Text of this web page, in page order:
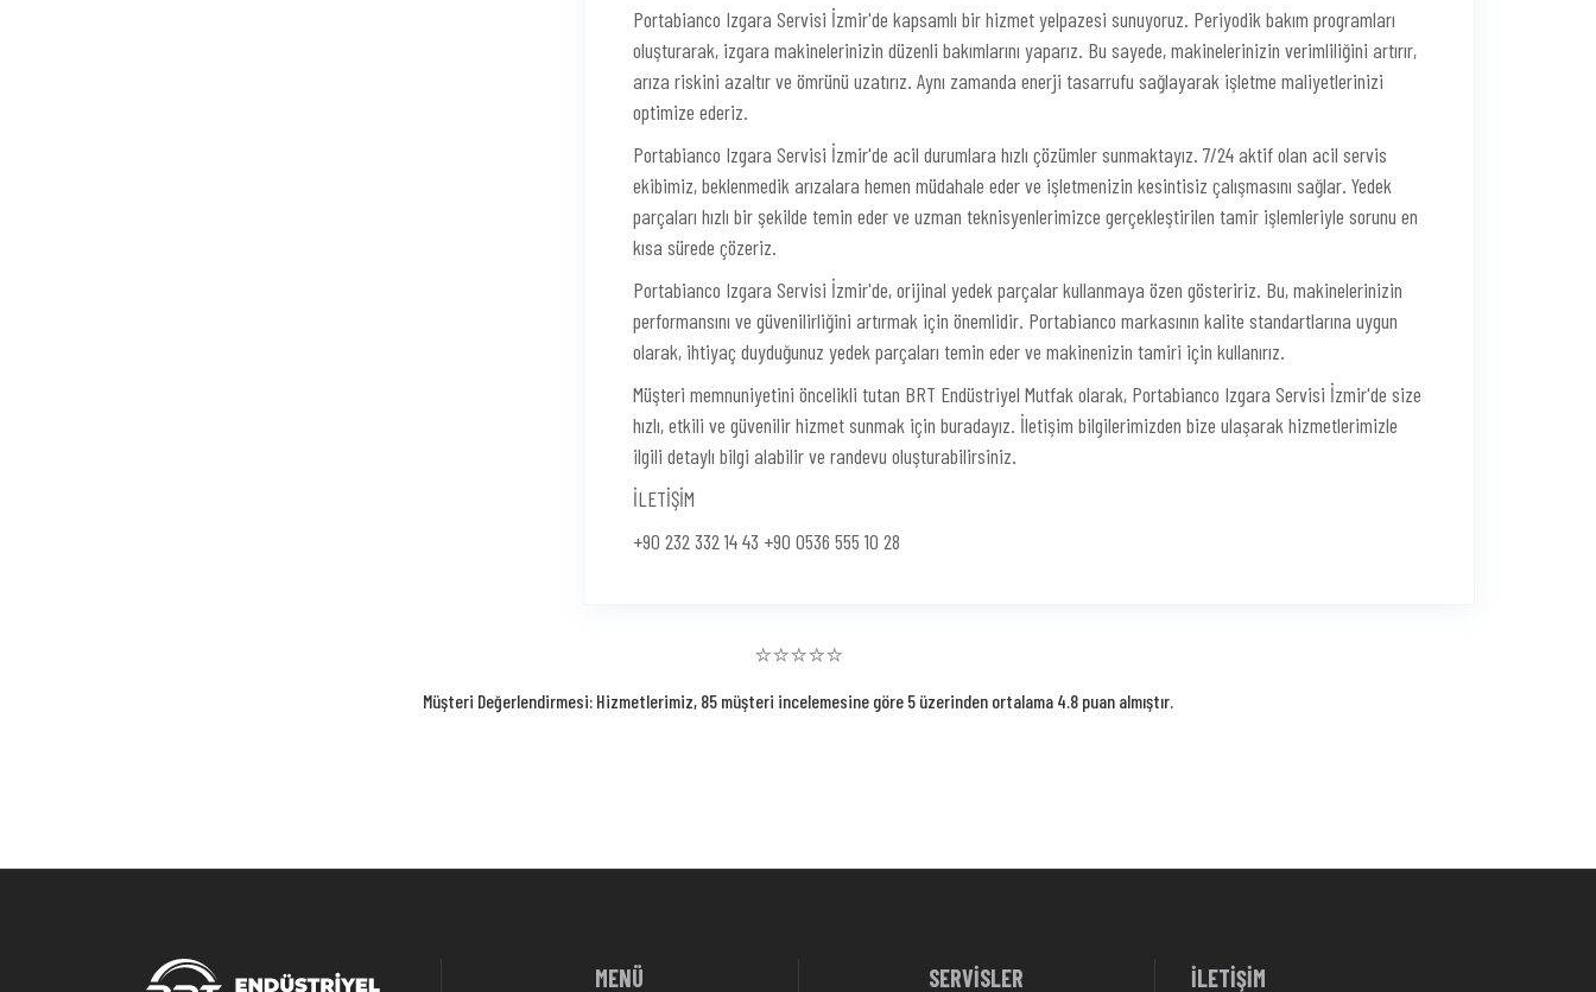
Portabianco Izgara Servisi İzmir'de kapsamlı bir hizmet yelpazesi sunuyoruz. Periyodik bakım programları
oluşturarak, izgara makinelerinizin düzenli bakımlarını yaparız. Bu sayede, makinelerinizin verimliliğini artırır,
arıza riskini azaltır ve ömrünü uzatırız. Aynı zamanda enerji tasarrufu sağlayarak işletme maliyetlerinizi
optimize ederiz.
Portabianco Izgara Servisi İzmir'de acil durumlara hızlı çözümler sunmaktayız. 7/24 aktif olan acil servis
ekibimiz, beklenmedik arızalara hemen müdahale eder ve işletmenizin kesintisiz çalışmasını sağlar. Yedek
parçaları hızlı bir şekilde temin eder ve uzman teknisyenlerimizce gerçekleştirilen tamir işlemleriyle sorunu en
kısa sürede çözeriz.
Portabianco Izgara Servisi İzmir'de, orijinal yedek parçalar kullanmaya özen gösteririz. Bu, makinelerinizin
performansını ve güvenilirliğini artırmak için önemlidir. Portabianco markasının kalite standartlarına uygun
olarak, ihtiyaç duyduğunuz yedek parçaları temin eder ve makinenizin tamiri için kullanırız.
Müşteri memnuniyetini öncelikli tutan BRT Endüstriyel Mutfak olarak, Portabianco Izgara Servisi İzmir'de size
hızlı, etkili ve güvenilir hizmet sunmak için buradayız. İletişim bilgilerimizden bize ulaşarak hizmetlerimizle
ilgili detaylı bilgi alabilir ve randevu oluşturabilirsiniz.
İLETİŞİM
+90 232 332 14 43 +90 0536 555 10 28
⭐⭐⭐⭐⭐
Müşteri Değerlendirmesi: Hizmetlerimiz, 85 müşteri incelemesine göre 5 üzerinden ortalama 4.8 puan almıştır.
MENÜ SERVİSLER İLETİŞİM